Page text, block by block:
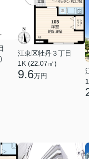
江東区牡丹３丁目
1K (22.07㎡)
9.6万円